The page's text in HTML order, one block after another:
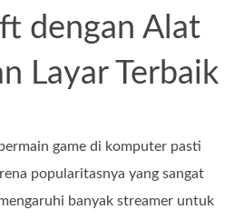
dengan Alat
Layar Terbaik
game di komputer pasti
popularitasnya yang sangat
banyak streamer untuk